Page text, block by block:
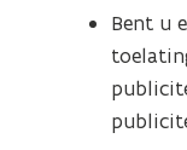
c
i
t
e
e
i
t
s
Bent u